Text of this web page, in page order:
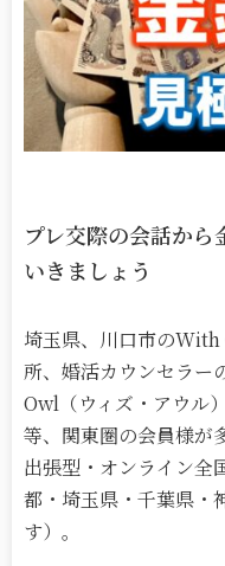
プレ交際の会話か
いきましょう
埼玉県、川口市の
所、婚活カウンセラ
Owl（ウィズ・アウル
等、関東圏の会員様が
出張型・オンライン全
都・埼玉県・千葉県・
す）。